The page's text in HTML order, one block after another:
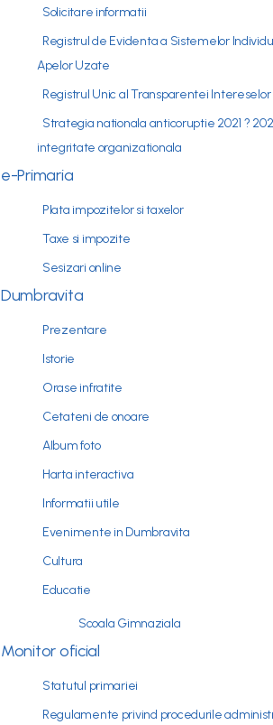
Solicitare informatii
Registrul de Evidenta a Sistemelor
Apelor Uzate
Registrul Unic al Transparentei Intereselor
Strategia nationala anticoruptie 2021 ?
integritate organizationala
e-Primaria
Plata impozitelor si taxelor
Taxe si impozite
Sesizari online
Dumbravita
Prezentare
Istorie
Orase infratite
Cetateni de onoare
Album foto
Harta interactiva
Informatii utile
Evenimente in Dumbravita
Cultura
Educatie
Scoala Gimnaziala
Monitor oficial
Statutul primariei
Regulamente privind procedurile